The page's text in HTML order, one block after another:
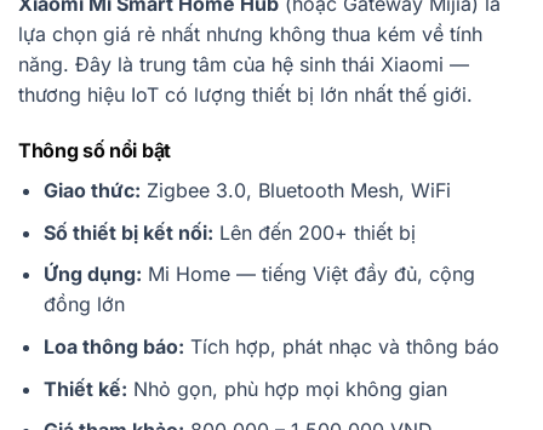
lựa chọn giá rẻ nhất nhưng không thua kém về tính
năng. Đây là trung tâm của hệ sinh thái Xiaomi —
thương hiệu IoT có lượng thiết bị lớn nhất thế giới.
Thông số nổi bật
Giao thức: Zigbee 3.0, Bluetooth Mesh, WiFi
Số thiết bị kết nối: Lên đến 200+ thiết bị
Ứng dụng: Mi Home — tiếng Việt đầy đủ, cộng
đồng lớn
Loa thông báo: Tích hợp, phát nhạc và thông báo
Thiết kế: Nhỏ gọn, phù hợp mọi không gian